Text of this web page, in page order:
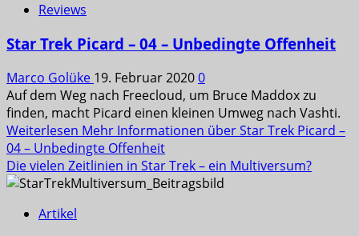
Reviews
Star Trek Picard – 04 – Unbedingte Offenheit
Marco Golüke 19. Februar 20200
Auf dem Weg nach Freecloud, um Bruce Maddox zu
finden, macht Picard einen kleinen Umweg nach Vashti.
Weiterlesen Mehr Informationen über Star Trek Picard –
04 – Unbedingte Offenheit
Die vielen Zeitlinien in Star Trek – ein Multiversum?
Artikel